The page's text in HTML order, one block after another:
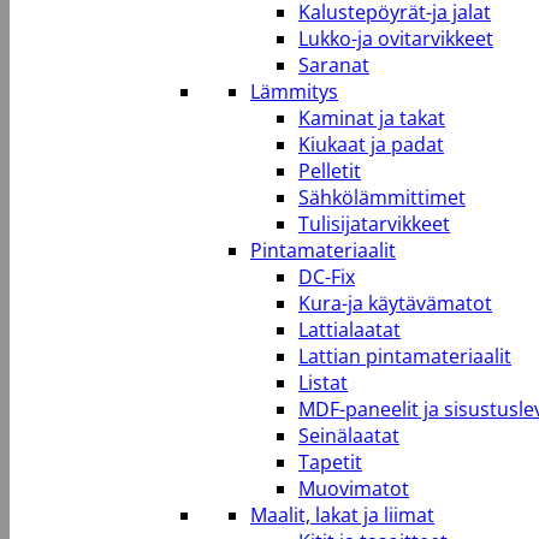
Kalustepöyrät-ja jalat
Lukko-ja ovitarvikkeet
Saranat
Lämmitys
Kaminat ja takat
Kiukaat ja padat
Pelletit
Sähkölämmittimet
Tulisijatarvikkeet
Pintamateriaalit
DC-Fix
Kura-ja käytävämatot
Lattialaatat
Lattian pintamateriaalit
Listat
MDF-paneelit ja
Seinälaatat
Tapetit
Muovimatot
Maalit, lakat ja liimat